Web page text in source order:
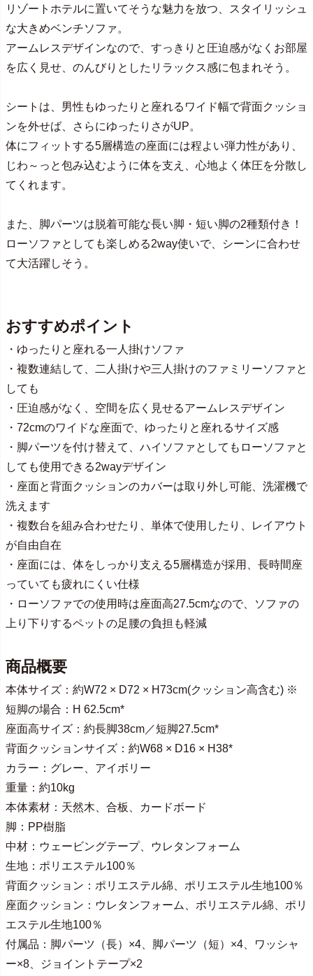
リゾートホテルに置いてそうな魅力を放つ、スタイリッシュ
な大きめベンチソファ。
アームレスデザインなので、すっきりと圧迫感がなくお部屋
を広く見せ、のんびりとしたリラックス感に包まれそう。
シートは、男性もゆったりと座れるワイド幅で背面クッショ
ンを外せば、さらにゆったりさがUP。
体にフィットする5層構造の座面には程よい弾力性があり、
じわ～っと包み込むように体を支え、心地よく体圧を分散し
てくれます。
また、脚パーツは脱着可能な長い脚・短い脚の2種類付き！
ローソファとしても楽しめる2way使いで、シーンに合わせ
て大活躍しそう。
おすすめポイント
・ゆったりと座れる一人掛けソファ
・複数連結して、二人掛けや三人掛けのファミリーソファと
しても
・圧迫感がなく、空間を広く見せるアームレスデザイン
・72cmのワイドな座面で、ゆったりと座れるサイズ感
・脚パーツを付け替えて、ハイソファとしてもローソファと
しても使用できる2wayデザイン
・座面と背面クッションのカバーは取り外し可能、洗濯機で
洗えます
・複数台を組み合わせたり、単体で使用したり、レイアウト
が自由自在
・座面には、体をしっかり支える5層構造が採用、長時間座
っていても疲れにくい仕様
・ローソファでの使用時は座面高27.5cmなので、ソファの
上り下りするペットの足腰の負担も軽減
商品概要
本体サイズ：約W72 × D72 × H73cm(クッション高含む) ※
短脚の場合：H 62.5cm*
座面高サイズ：約長脚38cm／短脚27.5cm*
背面クッションサイズ：約W68 × D16 × H38*
カラー：グレー、アイボリー
重量：約10kg
本体素材：天然木、合板、カードボード
脚：PP樹脂
中材：ウェービングテープ、ウレタンフォーム
生地：ポリエステル100％
背面クッション：ポリエステル綿、ポリエステル生地100％
座面クッション：ウレタンフォーム、ポリエステル綿、ポリ
エステル生地100％
付属品：脚パーツ（長）×4、脚パーツ（短）×4、ワッシャ
ー×8、ジョイントテープ×2